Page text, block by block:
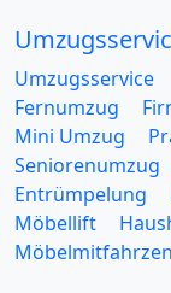
Umzugsservice
Fernumzug
Mini Umzug
Seniorenumzug
Entrümpelung
Möbellift